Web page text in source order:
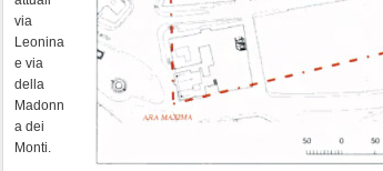
via
Leonina
e via
della
Madonn
a dei
Monti.